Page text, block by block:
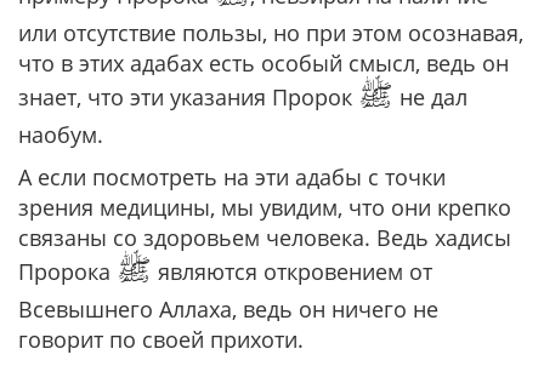
или отсутствие пользы, но при этом осознавая,
что в этих адабах есть особый смысл, ведь он
знает, что эти указания Пророк ﷺ не дал
наобум.
А если посмотреть на эти адабы с точки
зрения медицины, мы увидим, что они крепко
связаны со здоровьем человека. Ведь хадисы
Пророка ﷺ являются откровением от
Всевышнего Аллаха, ведь он ничего не
говорит по своей прихоти.